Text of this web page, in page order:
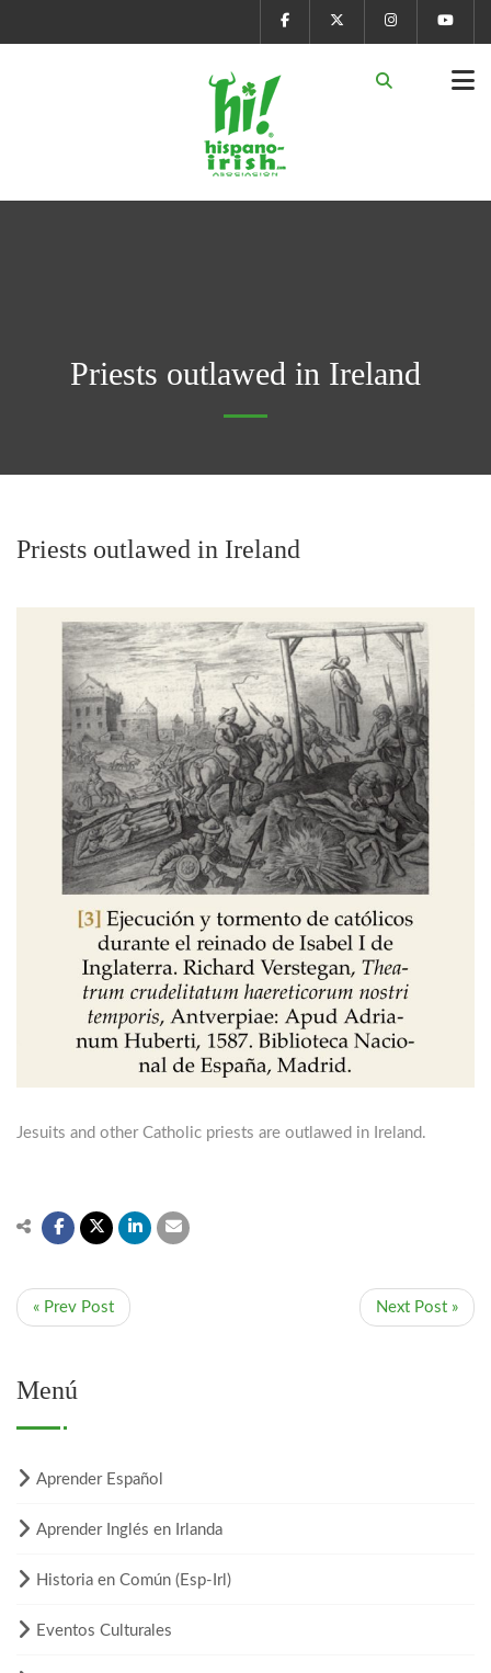
Priests outlawed in Ireland
Priests outlawed in Ireland
Jesuits and other Catholic priests are outlawed in Ireland.
« Prev Post Next Post »
Menú
Aprender Español
Aprender Inglés en Irlanda
Historia en Común (Esp-Irl)
Eventos Culturales